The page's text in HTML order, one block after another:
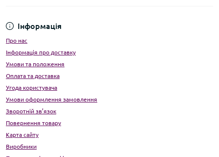
Інформація
Про нас
Інформація про доставку
Умови та положення
Оплата та доставка
Угода користувача
Умови оформлення замовлення
Зворотній зв’язок
Повернення товару
Карта сайту
Виробники